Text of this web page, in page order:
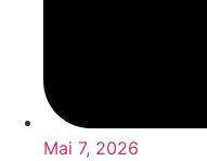
Mai 7, 2026